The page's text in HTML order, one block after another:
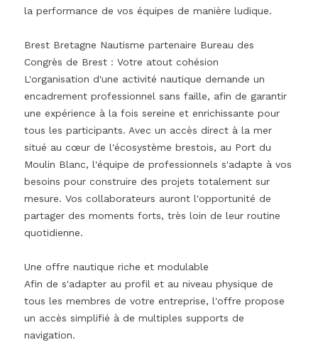
la performance de vos équipes de manière ludique.
Brest Bretagne Nautisme partenaire Bureau des
Congrès de Brest : Votre atout cohésion
L'organisation d'une activité nautique demande un
encadrement professionnel sans faille, afin de garantir
une expérience à la fois sereine et enrichissante pour
tous les participants. Avec un accès direct à la mer
situé au cœur de l'écosystème brestois, au Port du
Moulin Blanc, l'équipe de professionnels s'adapte à vos
besoins pour construire des projets totalement sur
mesure. Vos collaborateurs auront l'opportunité de
partager des moments forts, très loin de leur routine
quotidienne.
Une offre nautique riche et modulable
Afin de s'adapter au profil et au niveau physique de
tous les membres de votre entreprise, l'offre propose
un accès simplifié à de multiples supports de
navigation.